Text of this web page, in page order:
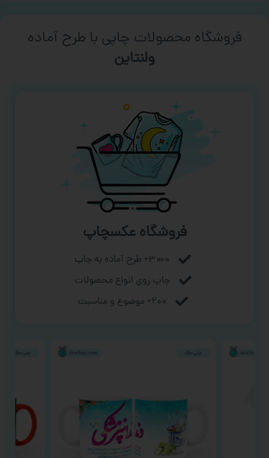
فروشگاه محصولات چاپی با طرح آماده
ورزشی
فروشگاه عکسچاپ
۳۰۰۰+ طرح آماده به چاپ
چاپ روی انواع محصولات
۲۰۰+ موضوع و مناسبت